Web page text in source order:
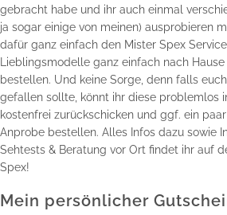
gebracht habe und ihr auch einmal
ja sogar einige von meinen) ausprobieren
dafür ganz einfach den Mister Spex
Lieblingsmodelle ganz einfach nach
bestellen. Und keine Sorge, denn falls
gefallen sollte, könnt ihr diese problemlos
kostenfrei zurückschicken und ggf. ein
Anprobe bestellen. Alles Infos dazu sowie
Sehtests & Beratung vor Ort findet ihr auf
Spex!
Mein persönlicher